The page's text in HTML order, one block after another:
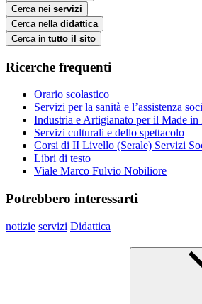
Cerca nei servizi
Cerca nella didattica
Cerca in tutto il sito
Ricerche frequenti
Orario scolastico
Servizi per la sanità e l’assistenza
Industria e Artigianato per il Made
Servizi culturali e dello spettacolo
Corsi di II Livello (Serale) Servizi
Libri di testo
Viale Marco Fulvio Nobiliore
Potrebbero interessarti
notizie servizi Didattica